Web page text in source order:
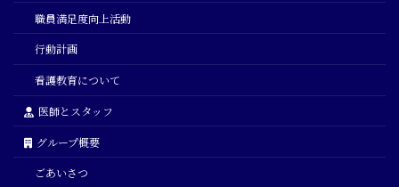
職員満足度向上活動
行動計画
看護教育について
医師とスタッフ
グループ概要
ごあいさつ